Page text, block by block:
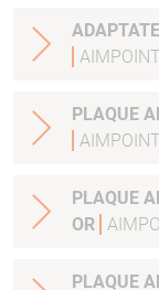
AIMPOINT
PLAQUE
AIMPOINT
PLAQUE
OR
PLAQUE